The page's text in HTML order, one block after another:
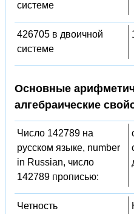
системе
426705 в двоичной
системе
Основные
алгебраические
Число 142789 на
русском языке, number
in Russian, число
142789 прописью:
Четность